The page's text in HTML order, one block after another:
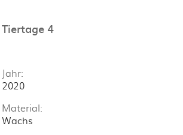
Tiertage 4
Jahr:
2020
Material:
Wachs